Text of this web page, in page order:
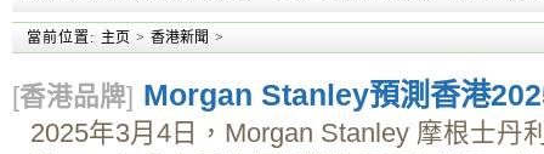
當前位置: 主页 > 香港新聞 >
[香港品牌] Morgan Stanley預測香港
2025年3月4日，Morgan Stanley 摩根士丹